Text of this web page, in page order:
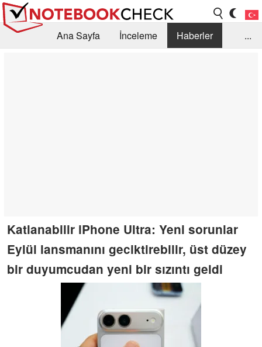
Ana Sayfa İnceleme
Haberler
...
Katlanabilir iPhone Ultra: Yeni sorunlar
Eylül lansmanını geciktirebilir, üst düzey
bir duyumcudan yeni bir sızıntı geldi